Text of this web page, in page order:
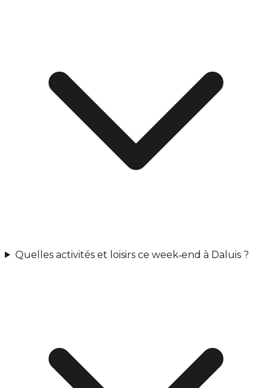
Quelles activités et loisirs ce week‑end à Daluis ?